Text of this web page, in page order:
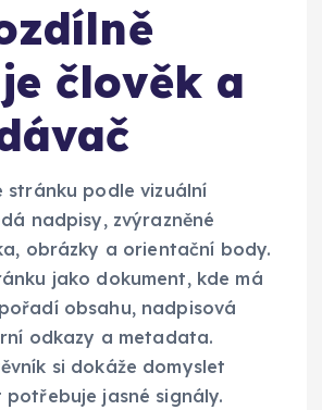
člověk a
stránku podle vizuální
nadpisy, zvýrazněné
obrázky a orientační body.
jako dokument, kde má
obsahu, nadpisová
odkazy a metadata.
si dokáže domyslet
jasné signály.